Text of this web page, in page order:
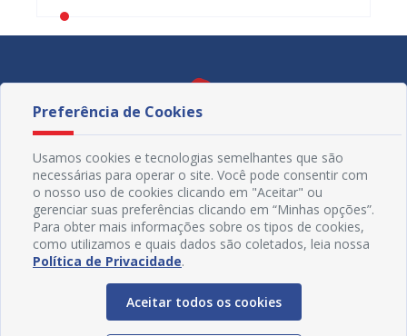
Redes Sociais
Preferência de Cookies
Usamos cookies e tecnologias semelhantes que são
necessárias para operar o site. Você pode consentir com
o nosso uso de cookies clicando em "Aceitar" ou
gerenciar suas preferências clicando em “Minhas opções”.
Para obter mais informações sobre os tipos de cookies,
como utilizamos e quais dados são coletados, leia nossa
Política de Privacidade.
Aceitar todos os cookies